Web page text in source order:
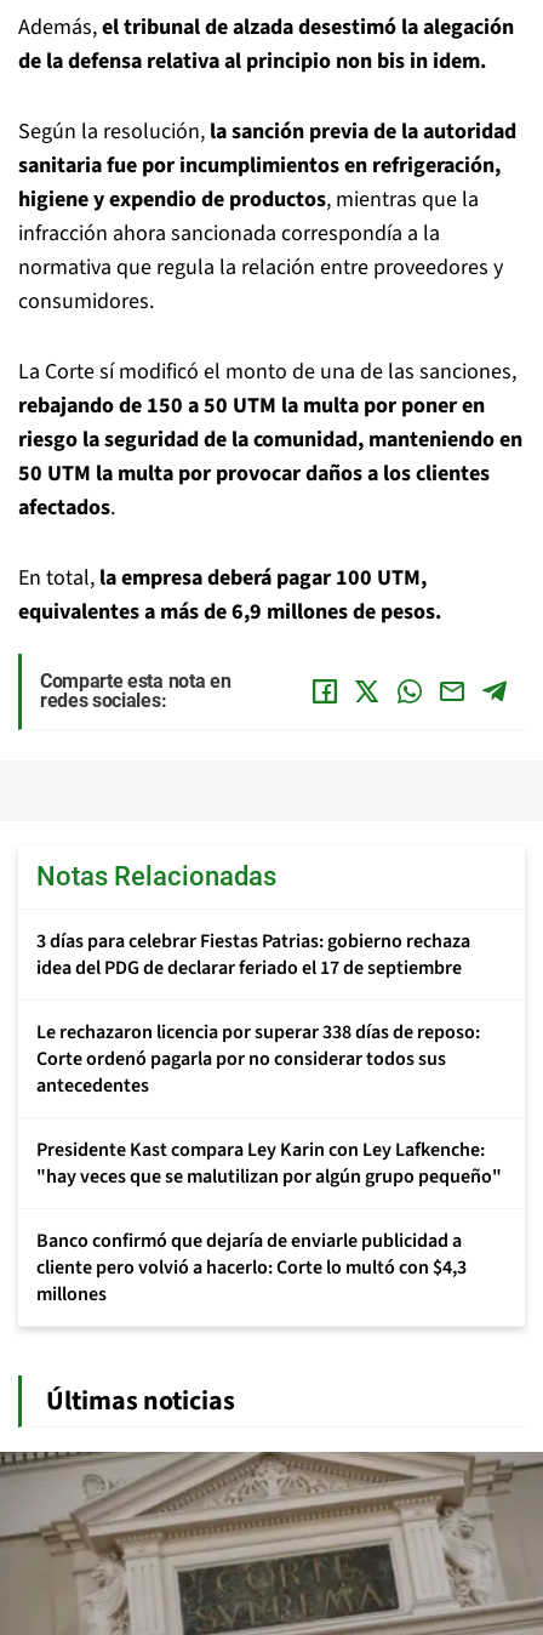
Además,el tribunal de alzada desestimó la alegación
de la defensa relativa al principio non bis in idem.
Según la resolución, la sanción previa de la autoridad
sanitaria fue por incumplimientos en refrigeración,
higiene y expendio de productos, mientras que la
infracción ahora sancionada correspondía a la
normativa que regula la relación entre proveedores y
consumidores.
La Corte sí modificó el monto de una de las sanciones,
rebajando de 150 a 50 UTM la multa por poner en
riesgo la seguridad de la comunidad, manteniendo en
50 UTM la multa por provocar daños a los clientes
afectados.
En total, la empresa deberá pagar 100 UTM,
equivalentes a más de 6,9 millones de pesos.
Comparte esta nota en
redes sociales:
Notas Relacionadas
3 días para celebrar Fiestas Patrias: gobierno rechaza
idea del PDG de declarar feriado el 17 de septiembre
Le rechazaron licencia por superar 338 días de reposo:
Corte ordenó pagarla por no considerar todos sus
antecedentes
Presidente Kast compara Ley Karin con Ley Lafkenche:
"hay veces que se malutilizan por algún grupo pequeño"
Banco confirmó que dejaría de enviarle publicidad a
cliente pero volvió a hacerlo: Corte lo multó con $4,3
millones
Últimas noticias